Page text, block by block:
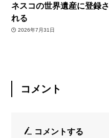
ネスコの世界遺産に登録さ
れる
2026年7月31日
コメント
コメントする